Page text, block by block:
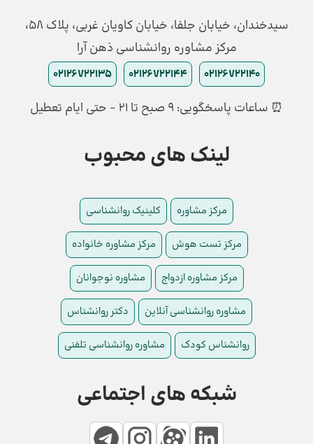
سیدخندان، خیابان جلفا، خیابان کاویان غربی، پلاک 58،
مرکز مشاوره روانشناسی ذهن آرا
02126722140
02126722144
02126722135
⏰ ساعات پاسخگویی: ۹ صبح تا ۲۱ - حتی ایام تعطیل
لینک های محبوب
مرکز مشاوره کلینیک روانشناسی
مرکز تست هوش مرکز مشاوره خانواده
مرکز مشاوره ازدواج مشاوره نوجوانان
مشاوره روانشناسی آنلاین دکتر روانشناس
روانشناس کودک مشاوره روانشناسی تلفنی
شبکه های اجتماعی